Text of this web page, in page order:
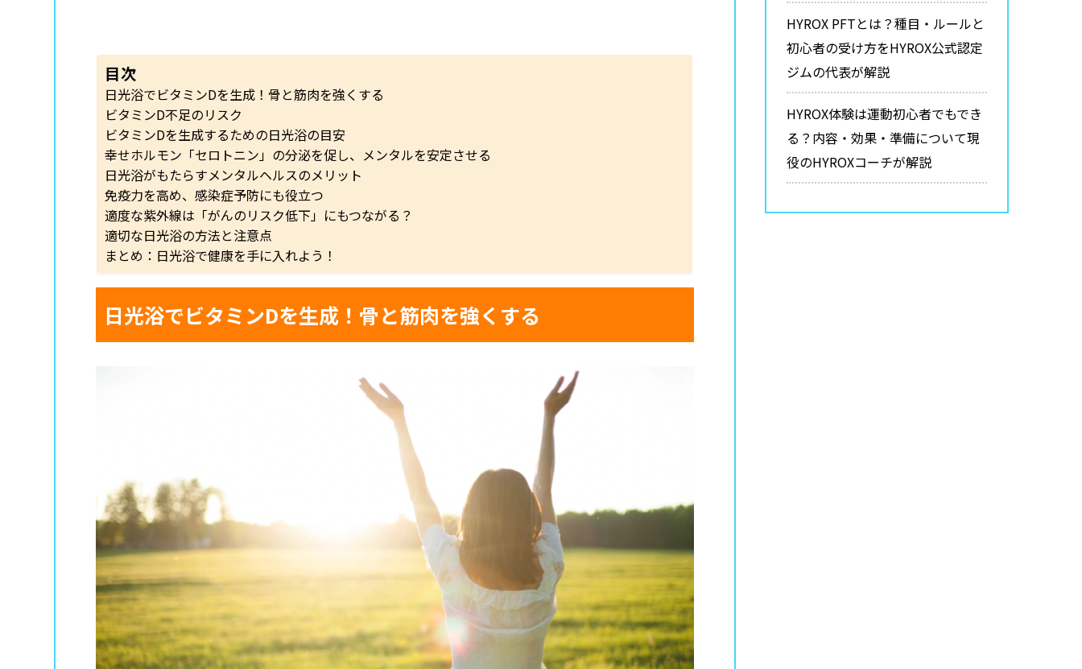
目次
日光浴でビタミンDを生成！骨と筋肉を強くする
ビタミンD不足のリスク
ビタミンDを生成するための日光浴の目安
幸せホルモン「セロトニン」の分泌を促し、メンタルを安定させる
日光浴がもたらすメンタルヘルスのメリット
免疫力を高め、感染症予防にも役立つ
適度な紫外線は「がんのリスク低下」にもつながる？
適切な日光浴の方法と注意点
まとめ：日光浴で健康を手に入れよう！
日光浴でビタミンDを生成！骨と筋肉を強くする
HYROX PFTとは？種目・ルールと
初心者の受け方をHYROX公式認定
ジムの代表が解説
HYROX体験は運動初心者でもでき
る？内容・効果・準備について現
役のHYROXコーチが解説